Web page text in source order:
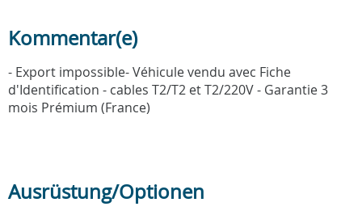
Kommentar(e)
- Export impossible- Véhicule vendu avec Fiche
d'Identification - cables T2/T2 et T2/220V - Garantie 3
mois Prémium (France)
Ausrüstung/Optionen